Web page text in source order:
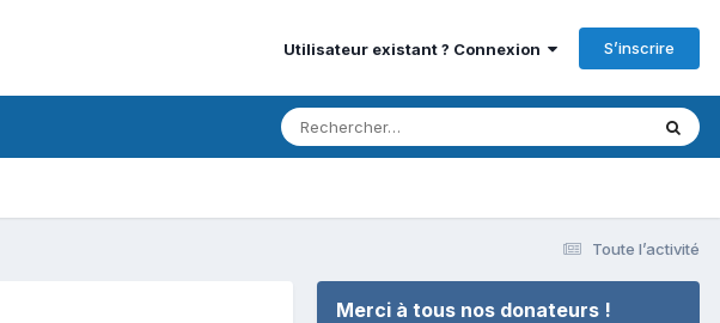
Utilisateur existant ? Connexion S’inscrire
Toute l’activité
Merci à tous nos donateurs !